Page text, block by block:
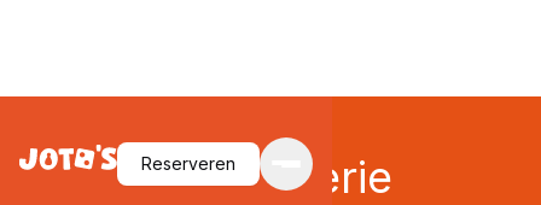
Reserveren
Charcuterie